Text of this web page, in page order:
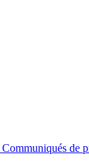
Communiqués de